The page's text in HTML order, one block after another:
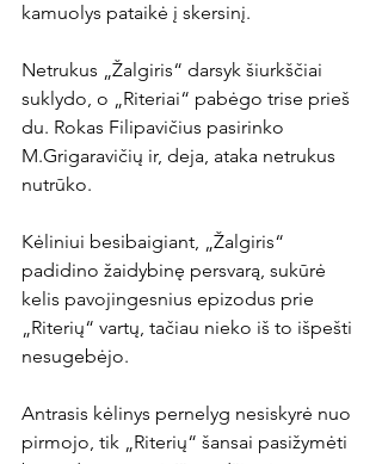
kamuolys pataikė į skersinį.
Netrukus „Žalgiris“ darsyk šiurkščiai
suklydo, o „Riteriai“ pabėgo trise prieš
du. Rokas Filipavičius pasirinko
M.Grigaravičių ir, deja, ataka netrukus
nutrūko.
Kėliniui besibaigiant, „Žalgiris“
padidino žaidybinę persvarą, sukūrė
kelis pavojingesnius epizodus prie
„Riterių“ vartų, tačiau nieko iš to išpešti
nesugebėjo.
Antrasis kėlinys pernelyg nesiskyrė nuo
pirmojo, tik „Riterių“ šansai pasižymėti